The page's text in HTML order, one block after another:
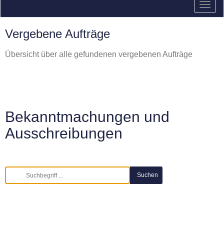
Vergebene Aufträge
Übersicht über alle gefundenen vergebenen Aufträge
Bekanntmachungen und
Ausschreibungen